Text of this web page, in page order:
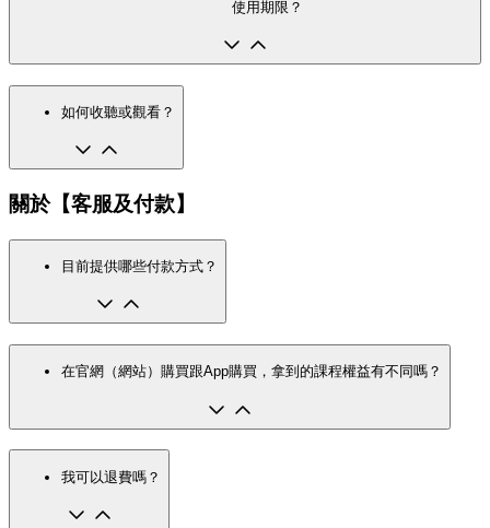
使用期限？
如何收聽或觀看？
關於【客服及付款】
目前提供哪些付款方式？
在官網（網站）購買跟App購買，拿到的課程權益有不同嗎？
我可以退費嗎？